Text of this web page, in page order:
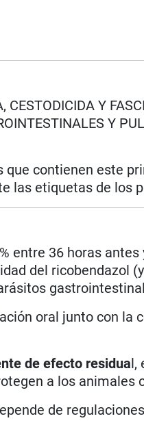
Y
Y
que contienen este
las etiquetas de los
entre 36 horas
del ricobendazol
oral junto con la
de efecto residual,
a los animales
de